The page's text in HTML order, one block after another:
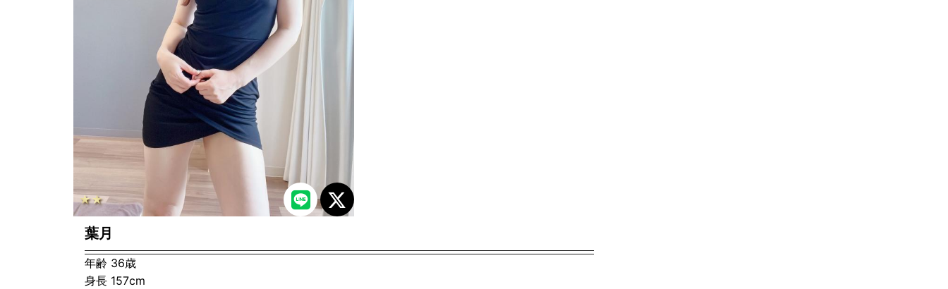
★★
葉月
年齢 36歳
身長 157cm